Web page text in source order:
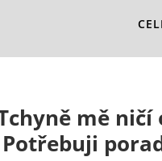
mě
Potřebuji